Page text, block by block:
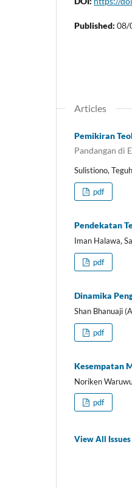
Published: 08/
Articles
Pemikiran
Pandangan di
Sulistiono,
pdf
Pendekatan
Iman Halawa,
pdf
Dinamika
Shan Bhanuaji
pdf
Kesempatan
Noriken
pdf
View All Issues